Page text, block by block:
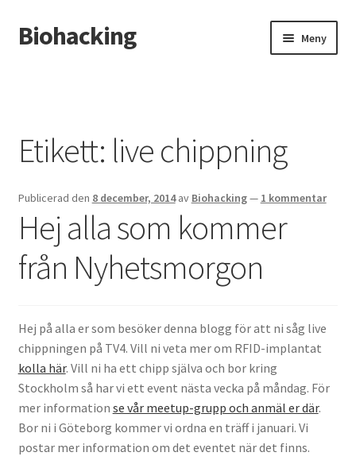
Hoppa
till
Hoppa
till
Biohacking Meny
Butik
Insättning av chip i handen
Instructions for the tDCS device
Integritetspolicy
Kassa
Köpvillkor
Mina medverkan i media
Mitt konto
Etikett: live chippning
Publicerad den 8 december, 2014 av Biohacking— 1 kommentar
Hej alla som kommer
från Nyhetsmorgon
Hej på alla er som besöker denna blogg för att ni såg live
chippningen på TV4. Vill ni veta mer om RFID-implantat
kolla här. Vill ni ha ett chipp själva och bor kring
Stockholm så har vi ett event nästa vecka på måndag. För
mer information se vår meetup-grupp och anmäl er där.
Bor ni i Göteborg kommer vi ordna en träff i januari. Vi
postar mer information om det eventet när det finns.